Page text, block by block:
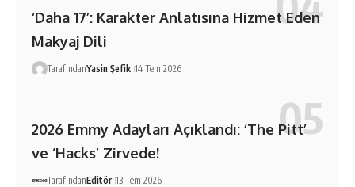
‘Daha 17’: Karakter Anlatısına Hizmet Eden
Makyaj Dili
TarafındanYasin Şefik 14 Tem 2026
2026 Emmy Adayları Açıklandı: ‘The Pitt’
ve ‘Hacks’ Zirvede!
TarafındanEditör 13 Tem 2026